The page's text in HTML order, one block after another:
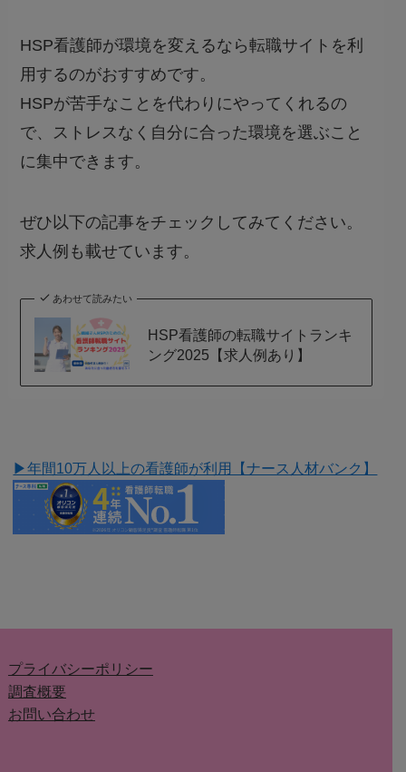
HSP看護師が環境を変えるなら転職サイトを利
用するのがおすすめです。
HSPが苦手なことを代わりにやってくれるの
で、ストレスなく自分に合った環境を選ぶこと
に集中できます。
ぜひ以下の記事をチェックしてみてください。
求人例も載せています。
あわせて読みたい
HSP看護師の転職サイトランキ
ング2025【求人例あり】
▶︎年間10万人以上の看護師が利用【ナース人材バンク】
プライバシーポリシー
調査概要
お問い合わせ